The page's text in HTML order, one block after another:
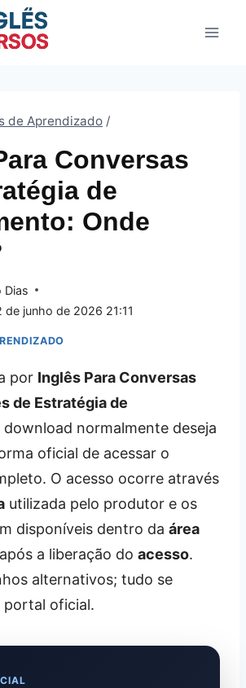
de Aprendizado /
Conversas
de
Onde
Dias
de junho de 2026 21:11
por Inglês Para Conversas
de Estratégia de
download normalmente deseja
oficial de acessar o
O acesso ocorre através
utilizada pelo produtor e os
disponíveis dentro da área
após a liberação do acesso.
alternativos; tudo se
oficial.